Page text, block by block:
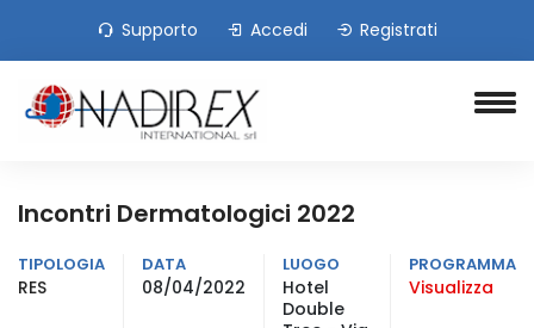
Supporto Accedi Registrati
Incontri Dermatologici 2022
TIPOLOGIA
RES
DATA
08/04/2022
LUOGO
Hotel
Double
PROGRAMMA
Visualizza